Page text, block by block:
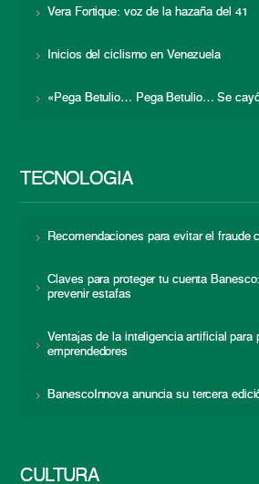
Vera Fortique: voz de la hazaña del 41
Inicios del ciclismo en Venezuela
«Pega Betulio… Pega Betulio… Se
TECNOLOGÍA
Recomendaciones para evitar el fraude
Claves para proteger tu cuenta
prevenir estafas
Ventajas de la inteligencia artificial para
emprendedores
BanescoInnova anuncia su tercera
CULTURA